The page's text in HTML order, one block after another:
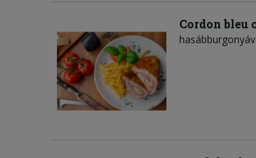
Cordon bleu